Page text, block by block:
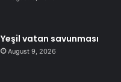
Yeşil vatan savunması
August 9, 2026